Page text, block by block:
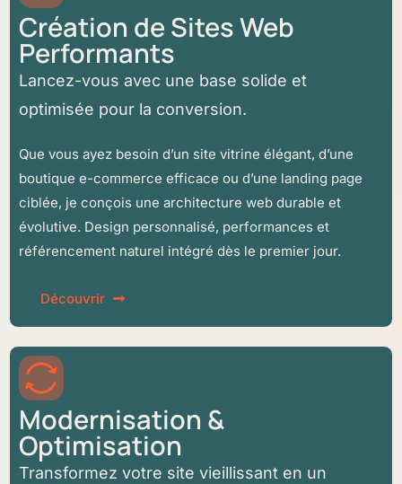
Création de Sites Web
Performants
Lancez-vous avec une base solide et
optimisée pour la conversion.
Que vous ayez besoin d’un site vitrine élégant, d’une
boutique e-commerce efficace ou d’une landing page
ciblée, je conçois une architecture web durable et
évolutive. Design personnalisé, performances et
référencement naturel intégré dès le premier jour.
Découvrir
Modernisation &
Optimisation
Transformez votre site vieillissant en un